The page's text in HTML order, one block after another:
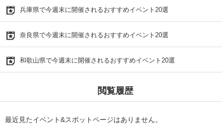
兵庫県で今週末に開催されるおすすめイベント20選
奈良県で今週末に開催されるおすすめイベント20選
和歌山県で今週末に開催されるおすすめイベント20選
閲覧履歴
最近見たイベント&スポットページはありません。